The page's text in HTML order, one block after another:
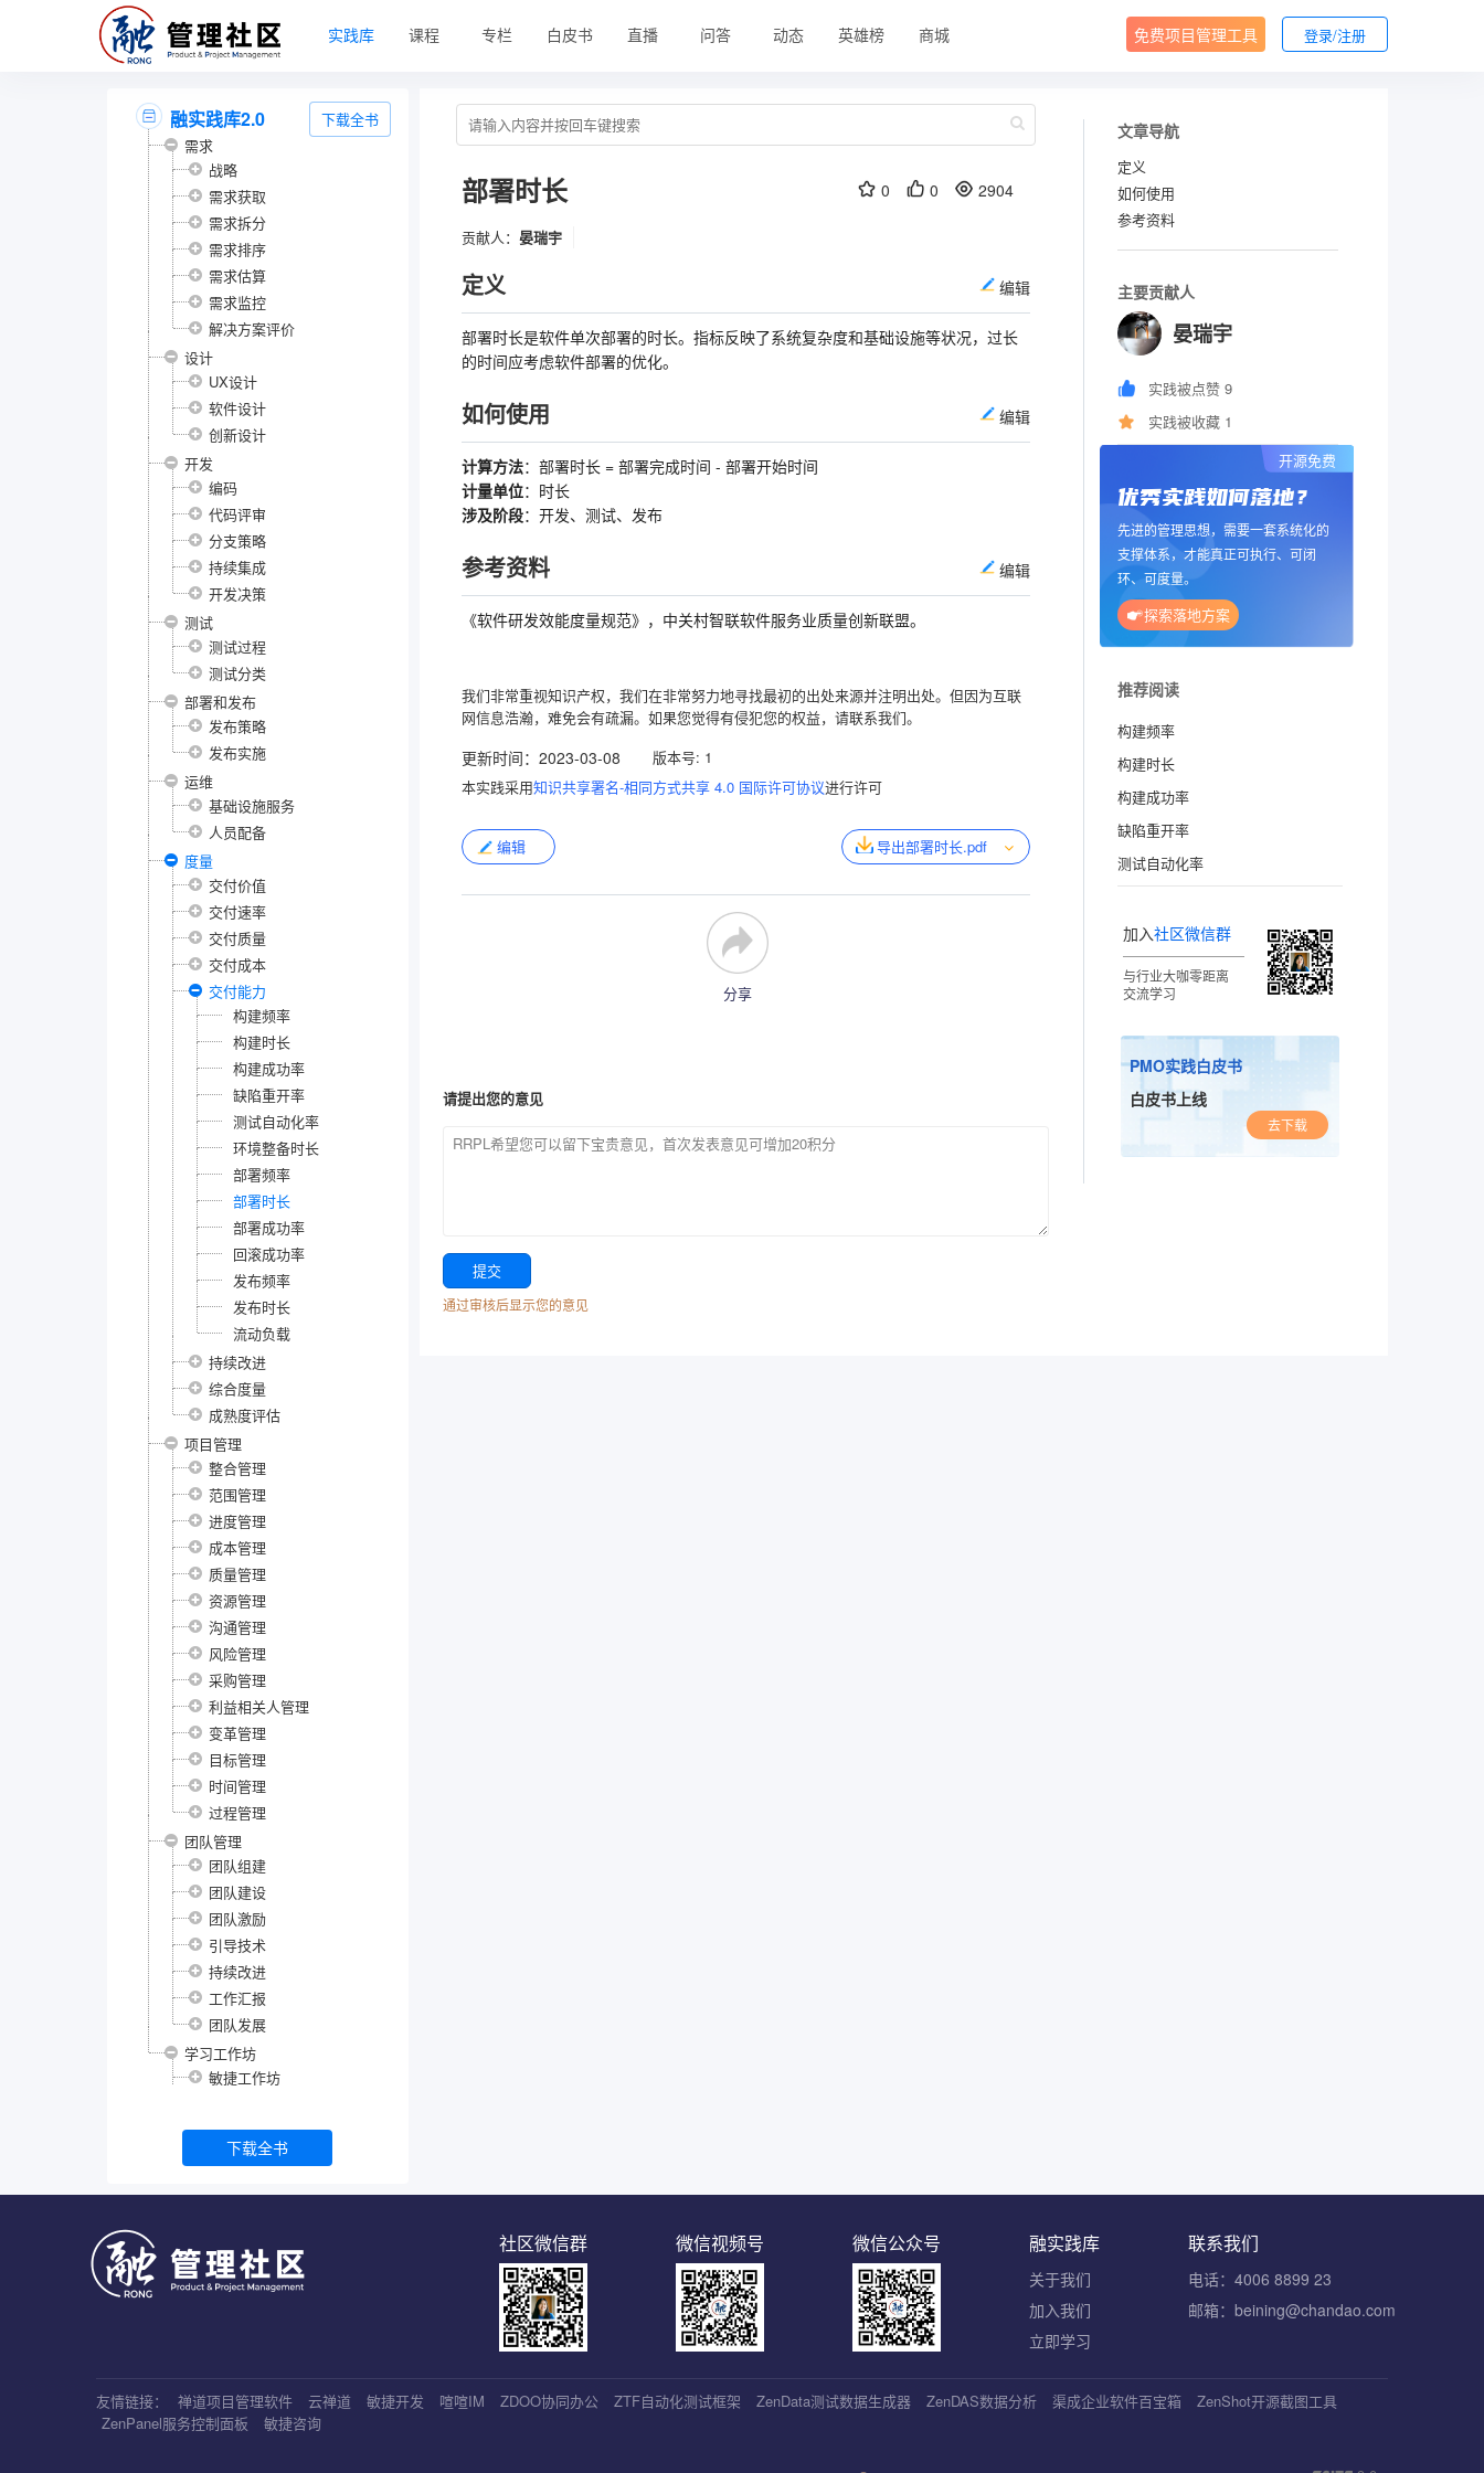
实践库 课程 专栏 白皮书 直播 问答 动态 英雄榜 商城 免费项目管理工具 登录/注册
下载全书
融实践库2.0
需求
战略
需求获取
需求拆分
需求排序
需求估算
需求监控
解决方案评价
设计
UX设计
软件设计
创新设计
开发
编码
代码评审
分支策略
持续集成
开发决策
测试
测试过程
测试分类
部署和发布
发布策略
发布实施
运维
基础设施服务
人员配备
度量
交付价值
交付速率
交付质量
交付成本
交付能力
构建频率
构建时长
构建成功率
缺陷重开率
测试自动化率
环境整备时长
部署频率
部署时长
部署成功率
回滚成功率
发布频率
发布时长
流动负载
持续改进
综合度量
成熟度评估
项目管理
整合管理
范围管理
进度管理
成本管理
质量管理
资源管理
沟通管理
风险管理
采购管理
利益相关人管理
变革管理
目标管理
时间管理
过程管理
团队管理
团队组建
团队建设
团队激励
引导技术
持续改进
工作汇报
团队发展
学习工作坊
敏捷工作坊
下载全书
部署时长 0 0 2904
贡献人： 晏瑞宇
定义 编辑
部署时长是软件单次部署的时长。指标反映了系统复杂度和基础设施等状况，过长
的时间应考虑软件部署的优化。
如何使用 编辑
计算方法：部署时长 = 部署完成时间 - 部署开始时间
计量单位：时长
涉及阶段：开发、测试、发布
参考资料 编辑
《软件研发效能度量规范》，中关村智联软件服务业质量创新联盟。
我们非常重视知识产权，我们在非常努力地寻找最初的出处来源并注明出处。但因为互联
网信息浩瀚，难免会有疏漏。如果您觉得有侵犯您的权益，请联系我们。
更新时间： 2023-03-08 版本号: 1
本实践采用知识共享署名-相同方式共享 4.0 国际许可协议进行许可
编辑 导出部署时长.pdf
分享
请提出您的意见
通过审核后显示您的意见
文章导航
定义
如何使用
参考资料
主要贡献人
晏瑞宇
实践被点赞 9
实践被收藏 1
开源免费
优秀实践如何落地？
先进的管理思想，需要一套系统化的
支撑体系，才能真正可执行、可闭
环、可度量。
探索落地方案
推荐阅读
构建频率
构建时长
构建成功率
缺陷重开率
测试自动化率
加入社区微信群
与行业大咖零距离
交流学习
PMO实践白皮书
白皮书上线
去下载
联系我们
电话：4006 8899 23
邮箱：beining@chandao.com
融实践库
关于我们
加入我们
立即学习
微信公众号
微信视频号
社区微信群
友情链接： 禅道项目管理软件 云禅道 敏捷开发 喧喧IM ZDOO协同办公 ZTF自动化测试框架 ZenData测试数据生成器 ZenDAS数据分析 渠成企业软件百宝箱
ZenShot开源截图工具
ZenPanel服务控制面板
敏捷咨询